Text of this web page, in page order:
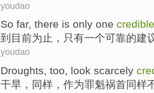
youdao
So far, there is only one credible
到目前为止 ， 只有一个可靠的建
youdao
Droughts, too, look scarcely
干旱 ， 同样 ， 作为罪魁祸首同样